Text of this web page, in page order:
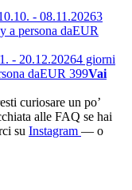
- 08.11.20263
a persona daEUR
- 20.12.20264 giorni
daEUR 399Vai
curiosare un po’
alle FAQ se hai
su Instagram — o